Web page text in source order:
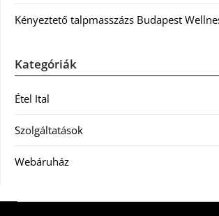
Kényeztető talpmasszázs Budapest
Kategóriák
Étel Ital
Szolgáltatások
Webáruház